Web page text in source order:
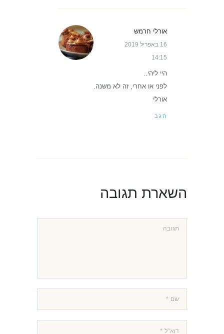
אורלי חרמש
16 באפריל 2019
14:15
היי ליהי..
לפני או אחרי, זה לא משנה.
אורלי
הגב
השארת תגובה